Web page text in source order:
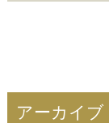
アーカイブ